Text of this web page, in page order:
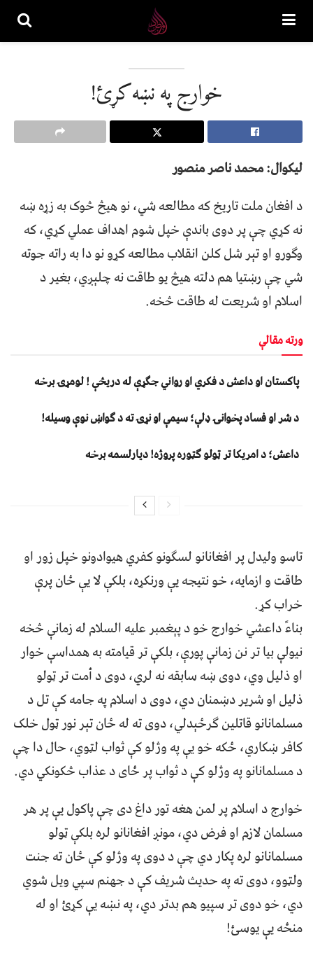
خوارج په نښه کړئ!
لیکوال: محمد ناصر منصور
د افغان ملت تاريخ که مطالعه شي، نو هيڅ څوک به زړه ښه
نه کړي چې پر دوی باندې خپل شوم اهداف عملي کړي، که
وګورو او تېر شل کلن انقلاب مطالعه کړو نو دا به راته جوته
شي چې رښتیا هم دلته هيڅ یو طاقت نه چلېږي، بغیر د
اسلام او شریعت له طاقت څخه.
ورته مقالې
پاکستان او داعش د فکري او رواني جګړې له دریڅې ! لومړۍ برخه
د شر او فساد پخوانۍ ډلې؛ سیمې او نړۍ ته د ګواښ نوې وسیله!
داعش؛ د امریکا تر ټولو ګټوره پروژه! دیارلسمه برخه
تاسو ولیدل پر افغانانو لسګونو کفري هیوادونو خپل زور او
طاقت و ازمایه، خو نتیجه یې ورنکړه، بلکې لا یې ځان پرې
خراب کړ.
بناءً داعشي خوارج خو د پېغمبر علیه السلام له زمانې څخه
نیولې بیا تر نن زمانې پورې، بلکې تر قیامته به همداسې خوار
او ذلیل وي، دوی ښه سابقه نه لري، دوی د أمت تر ټولو
ذلیل او شریر دښمنان دي، دوی د اسلام په جامه کې تل د
مسلمانانو قاتلین ګرځېدلي، دوی ته له ځان تېر نور ټول خلک
کافر ښکاري، ځکه خو یې په وژلو کې ثواب لټوي، حال دا چې
د مسلمانانو په وژلو کې د ثواب پر ځای د عذاب څکونکي دي.
خوارج د اسلام پر لمن هغه تور داغ دی چې پاکول یې پر هر
مسلمان لازم او فرض دي، مونږ افغانانو لره بلکې ټولو
مسلمانانو لره پکار دي چې د دوی په وژلو کې ځان ته جنت
ولټوو، دوی ته په حديث شريف کې د جهنم سپي ویل شوي
دي، خو دوی تر سپیو هم بدتر دي، په نښه یې کړئ او له
منځه یې یوسئ!